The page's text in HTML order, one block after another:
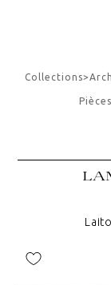
Collections>
Pièces